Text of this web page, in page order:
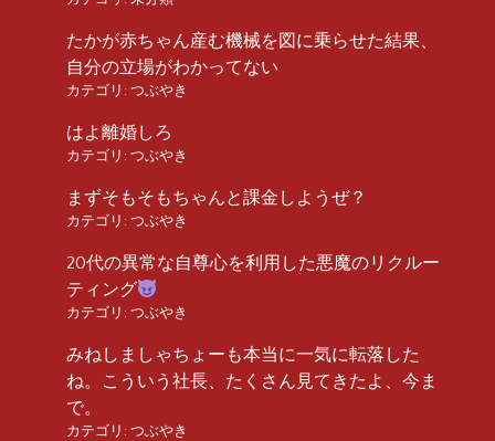
たかが赤ちゃん産む機械を図に乗らせた結果、
自分の立場がわかってない
カテゴリ: つぶやき
はよ離婚しろ
カテゴリ: つぶやき
まずそもそもちゃんと課金しようぜ？
カテゴリ: つぶやき
20代の異常な自尊心を利用した悪魔のリクルー
ティング
カテゴリ: つぶやき
みねしましゃちょーも本当に一気に転落した
ね。こういう社長、たくさん見てきたよ、今ま
で。
カテゴリ: つぶやき